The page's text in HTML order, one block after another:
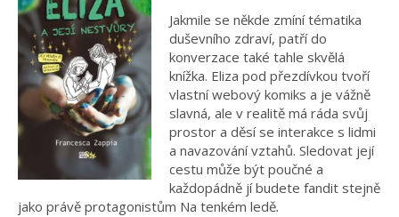
Jakmile se někde zmíní tématika
duševního zdraví, patří do
konverzace také tahle skvělá
knížka. Eliza pod přezdívkou tvoří
vlastní webový komiks a je vážně
slavná, ale v realitě má ráda svůj
prostor a děsí se interakce s lidmi
a navazování vztahů. Sledovat její
cestu může být poučné a
každopádně jí budete fandit stejně
jako právě protagonistům Na tenkém ledě.